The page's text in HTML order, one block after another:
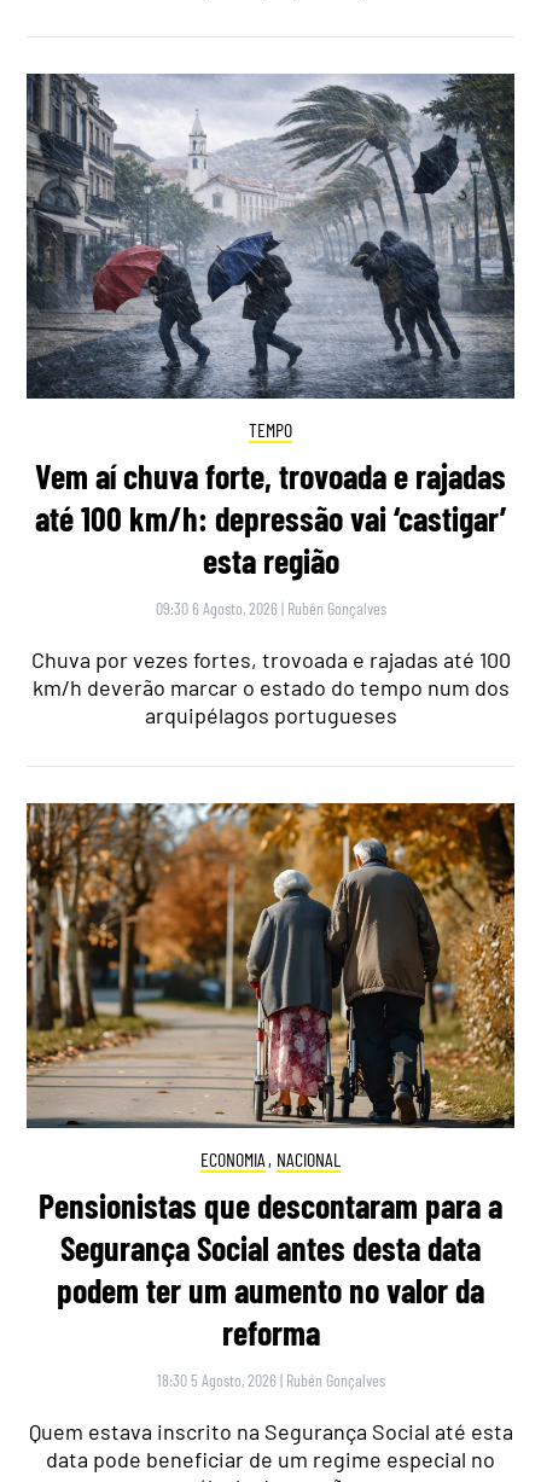
TEMPO
Vem aí chuva forte, trovoada e rajadas
até 100 km/h: depressão vai ‘castigar’
esta região
09:30 6 Agosto, 2026 | Rubén Gonçalves
Chuva por vezes fortes, trovoada e rajadas até 100
km/h deverão marcar o estado do tempo num dos
arquipélagos portugueses
ECONOMIA , NACIONAL
Pensionistas que descontaram para a
Segurança Social antes desta data
podem ter um aumento no valor da
reforma
18:30 5 Agosto, 2026 | Rubén Gonçalves
Quem estava inscrito na Segurança Social até esta
data pode beneficiar de um regime especial no